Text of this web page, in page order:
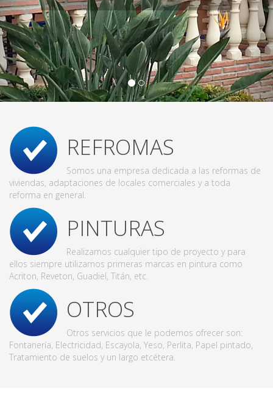
REFROMAS
Somos una empresa dedicada a las reformas de
viviendas, adaptaciones de locales comerciales y a toda
reforma en general.
PINTURAS
Realizamos cualquier tipo de proyecto y para
ellos siempre utilizamos primeras marcas en pintura como
Acriton, Reveton, Guadiel, Titán, etc.
OTROS
Otros servicios que le podemos ofrecer son:
Fontanería, Electricidad, Escayola, Yeso, Perlita, Papel pintado,
Tratamiento de suelos y un largo etcétera.